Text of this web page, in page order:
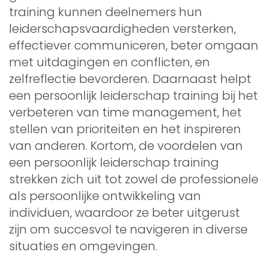
training kunnen deelnemers hun
leiderschapsvaardigheden versterken,
effectiever communiceren, beter omgaan
met uitdagingen en conflicten, en
zelfreflectie bevorderen. Daarnaast helpt
een persoonlijk leiderschap training bij het
verbeteren van time management, het
stellen van prioriteiten en het inspireren
van anderen. Kortom, de voordelen van
een persoonlijk leiderschap training
strekken zich uit tot zowel de professionele
als persoonlijke ontwikkeling van
individuen, waardoor ze beter uitgerust
zijn om succesvol te navigeren in diverse
situaties en omgevingen.